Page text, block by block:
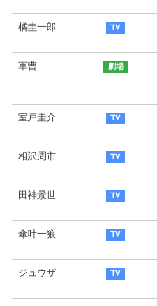
橘圭一郎
軍曹
室戸圭介
相沢周市
田神景世
傘叶一狼
ジュウザ